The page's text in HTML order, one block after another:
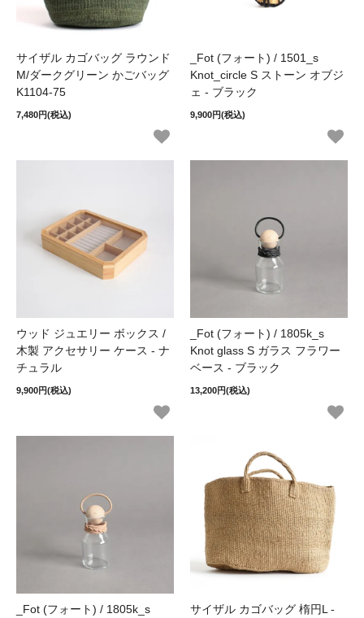
サイザル カゴバッグ ラウンド
M/ダークグリーン かごバッグ
K1104-75
7,480円(税込)
_Fot (フォート) / 1501_s
Knot_circle S ストーン オブジ
ェ - ブラック
9,900円(税込)
ウッド ジュエリー ボックス /
木製 アクセサリー ケース - ナ
チュラル
9,900円(税込)
_Fot (フォート) / 1805k_s
Knot glass S ガラス フラワー
ベース - ブラック
13,200円(税込)
_Fot (フォート) / 1805k_s
サイザル カゴバッグ 楕円L -